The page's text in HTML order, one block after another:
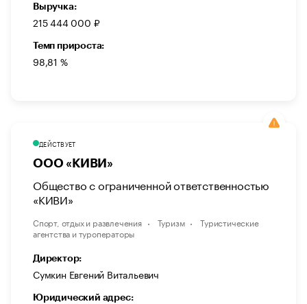
Выручка:
215 444 000 ₽
Темп прироста:
98,81 %
ДЕЙСТВУЕТ
ООО «КИВИ»
Общество с ограниченной ответственностью
«КИВИ»
Спорт, отдых и развлечения Туризм
Туристические
агентства и туроператоры
Директор:
Сумкин Евгений Витальевич
Юридический адрес: